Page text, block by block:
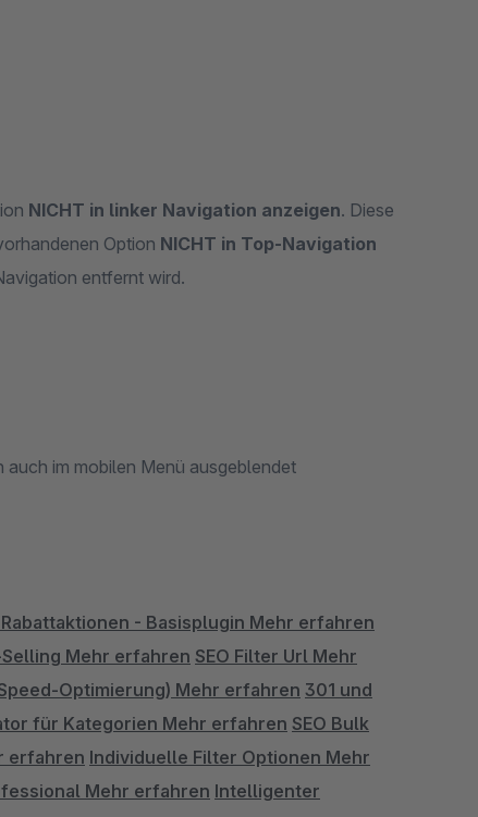
NICHT in linker Navigation anzeigen. Diese
Option NICHT in Top-Navigation
entfernt wird.
im mobilen Menü ausgeblendet
- Basisplugin Mehr erfahren
Mehr erfahren SEO Filter Url Mehr
Optimierung) Mehr erfahren 301 und
für Kategorien Mehr erfahren SEO Bulk
erfahren Individuelle Filter Optionen Mehr
Mehr erfahren Intelligenter